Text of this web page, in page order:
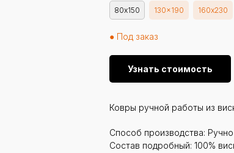
80х150 130x190 160х230
● Под заказ
Узнать стоимость
Ковры ручной работы из
Способ производства:
Состав подробный: 100%